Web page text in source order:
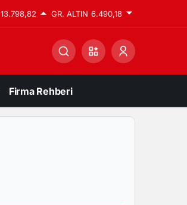
13.798,82 GR. ALTIN 6.490,18
Firma Rehberi